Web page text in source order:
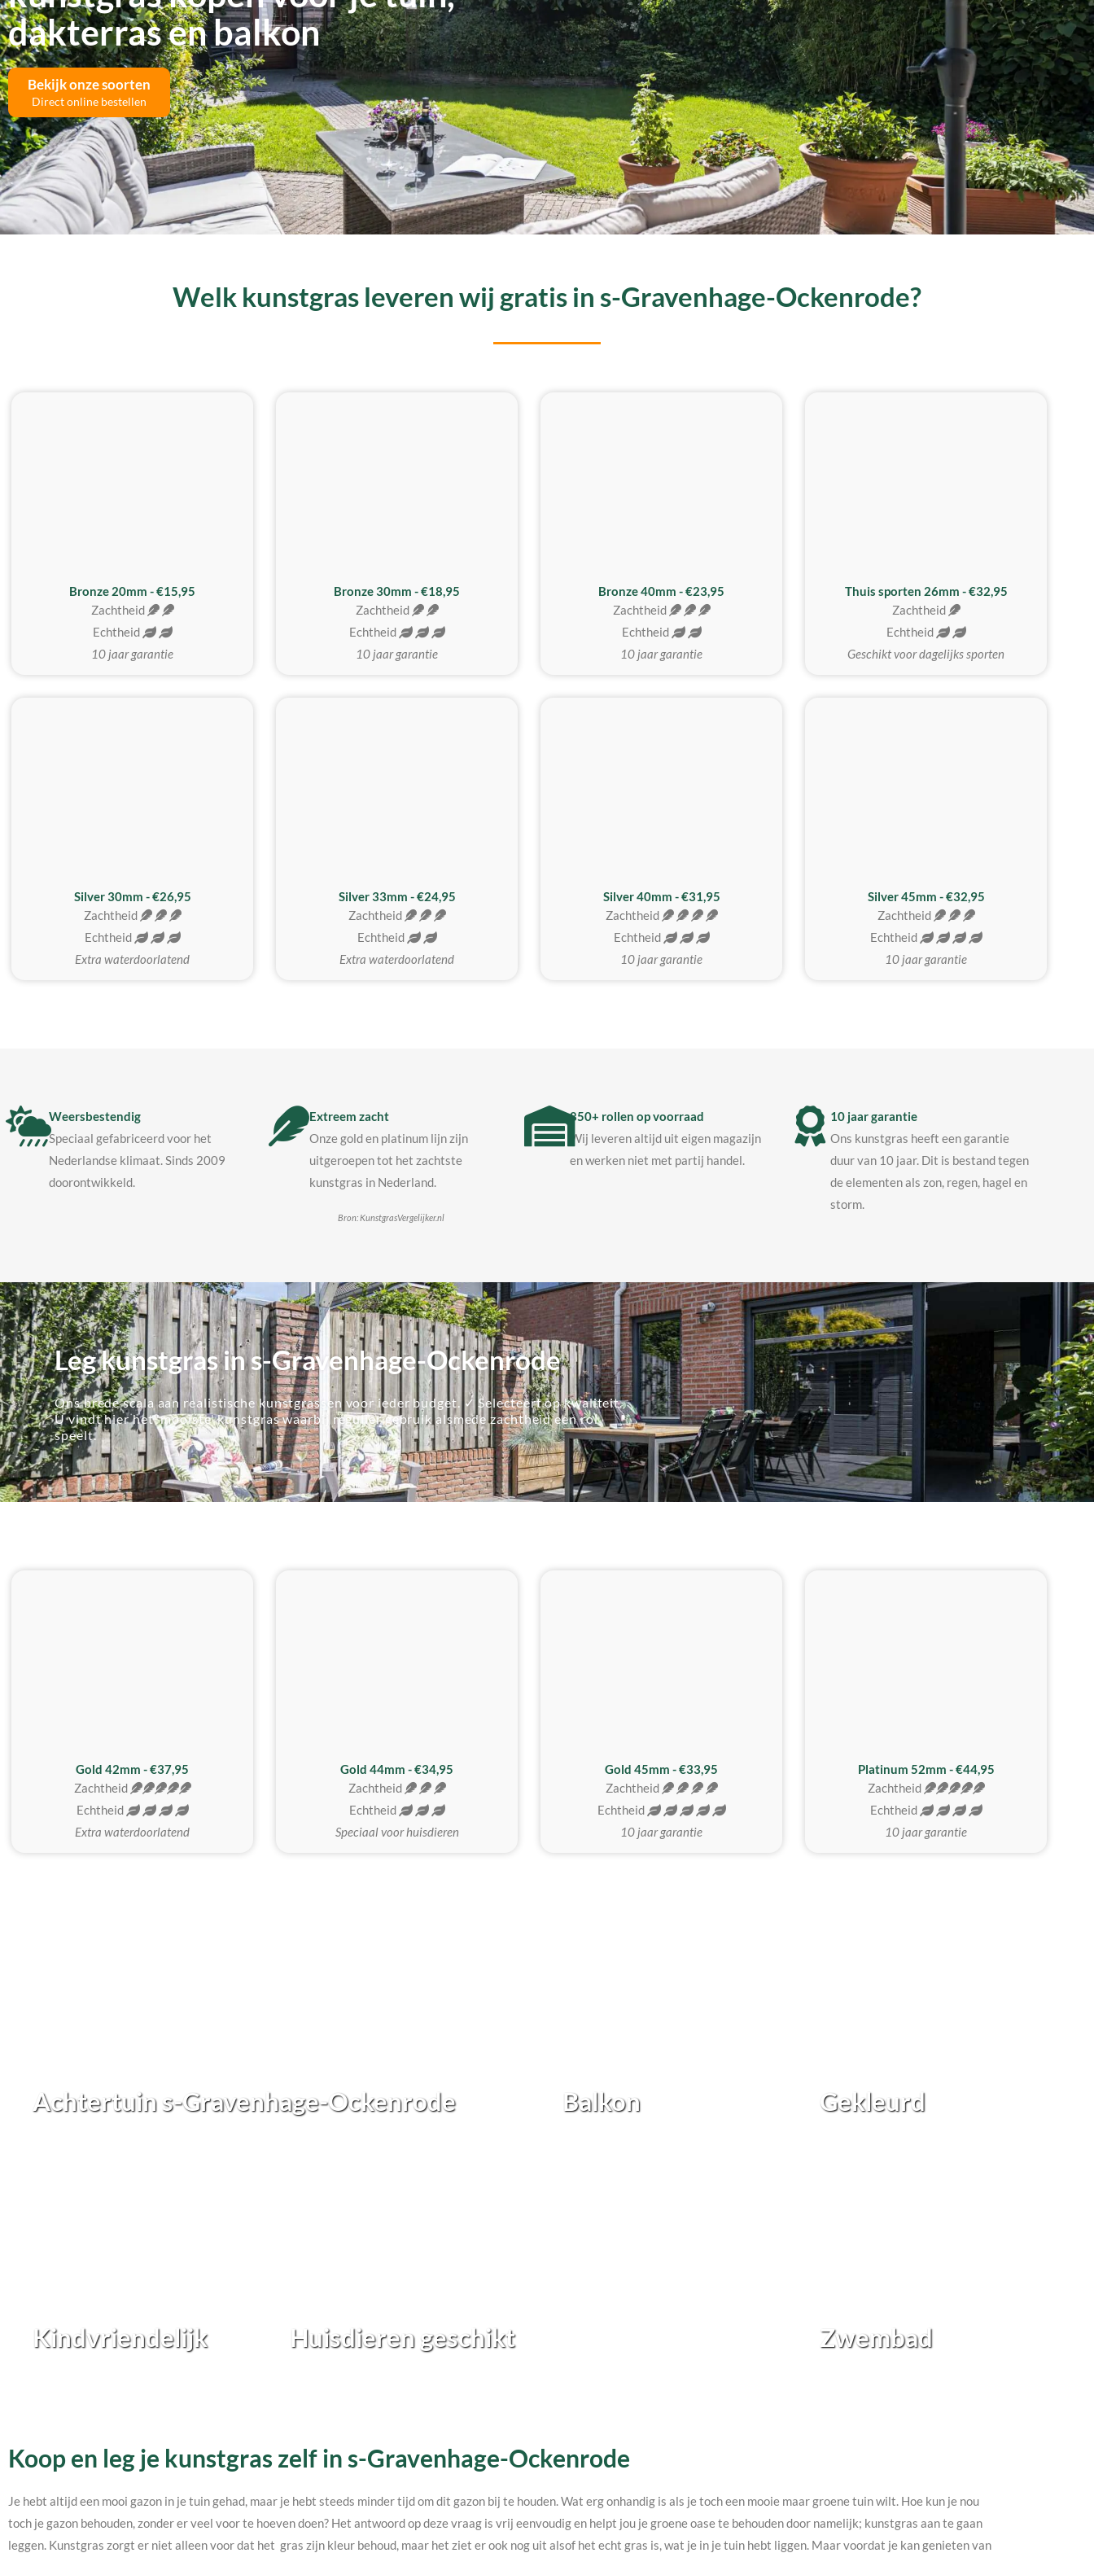
dakterras en balkon
Bekijk onze soorten
Direct online bestellen
Welk kunstgras leveren wij gratis in s-Gravenhage-Ockenrode?
Bronze 20mm - €15,95
Zachtheid
Echtheid
10 jaar garantie
Bronze 30mm - €18,95
Zachtheid
Echtheid
10 jaar garantie
Bronze 40mm - €23,95
Zachtheid
Echtheid
10 jaar garantie
Thuis sporten 26mm - €32,95
Zachtheid
Echtheid
Geschikt voor dagelijks sporten
Silver 30mm - €26,95
Zachtheid
Echtheid
Extra waterdoorlatend
Silver 33mm - €24,95
Zachtheid
Echtheid
Extra waterdoorlatend
Silver 40mm - €31,95
Zachtheid
Echtheid
10 jaar garantie
MEEST GEKOZEN
Silver 45mm - €32,95
Zachtheid
Echtheid
10 jaar garantie
Weersbestendig
Speciaal gefabriceerd voor het
Nederlandse klimaat. Sinds 2009
doorontwikkeld.
Extreem zacht
Onze gold en platinum lijn zijn
uitgeroepen tot het zachtste
kunstgras in Nederland.
Bron: KunstgrasVergelijker.nl
850+ rollen op voorraad
Wij leveren altijd uit eigen magazijn
en werken niet met partij handel.
10 jaar garantie
Ons kunstgras heeft een garantie
duur van 10 jaar. Dit is bestand tegen
de elementen als zon, regen, hagel en
storm.
Leg kunstgras in s-Gravenhage-Ockenrode
Ons brede scala aan realistische kunstgrassen voor ieder budget. ✓ Selecteert op kwaliteit.
U vindt hier het 'mooiste' kunstgras waarbij regulier gebruik alsmede zachtheid een rol
speelt.
Gold 42mm - €37,95
Zachtheid
Echtheid
Extra waterdoorlatend
Gold 44mm - €34,95
Zachtheid
Echtheid
Speciaal voor huisdieren
Gold 45mm - €33,95
Zachtheid
Echtheid
10 jaar garantie
Platinum 52mm - €44,95
Zachtheid
Echtheid
10 jaar garantie
Achtertuin s-Gravenhage-Ockenrode Balkon Gekleurd
Kindvriendelijk Huisdieren geschikt Zwembad
Koop en leg je kunstgras zelf in s-Gravenhage-Ockenrode
Je hebt altijd een mooi gazon in je tuin gehad, maar je hebt steeds minder tijd om dit gazon bij te houden. Wat erg onhandig is als je toch een mooie maar groene tuin wilt. Hoe kun je nou
toch je gazon behouden, zonder er veel voor te hoeven doen? Het antwoord op deze vraag is vrij eenvoudig en helpt jou je groene oase te behouden door namelijk; kunstgras aan te gaan
leggen. Kunstgras zorgt er niet alleen voor dat het gras zijn kleur behoud, maar het ziet er ook nog uit alsof het echt gras is, wat je in je tuin hebt liggen. Maar voordat je kan genieten van